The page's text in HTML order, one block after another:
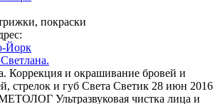
покраски
Йорк
Коррекция и окрашивание бровей и
стрелок и губ Света Светик 28 июн 2016
Ультразвуковая чистка лица и